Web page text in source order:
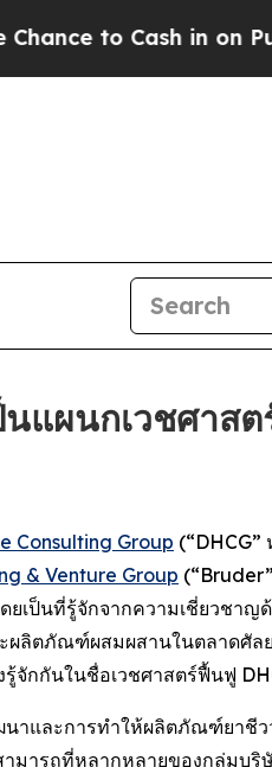
Cash in on Publicly
แผนกเวชศาส
Consulting Group
& Venture Group
เป็นที่รู้จักจากความเชี่ยวชา
ลิตภัณฑ์ผสมผสานในตลาดศัล
จักกันในชื่อเวชศาสตร์ฟื้นฟู
นาและการทำให้ผลิตภัณฑ์ยาชี
มารถที่หลากหลายของกลุ่มบ